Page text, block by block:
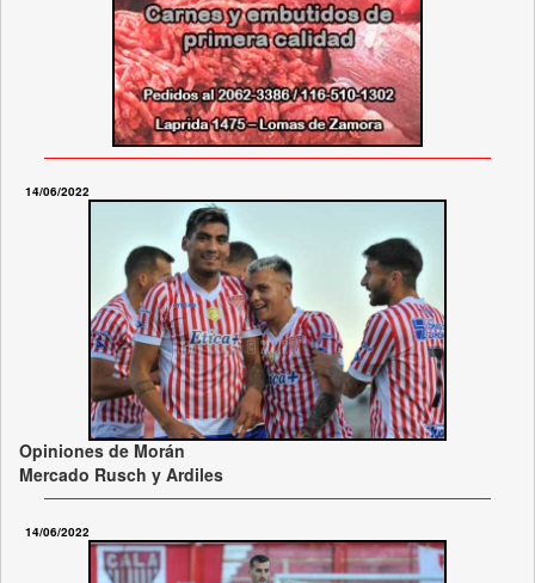
14/06/2022
Opiniones de Morán
Mercado Rusch y Ardiles
14/06/2022